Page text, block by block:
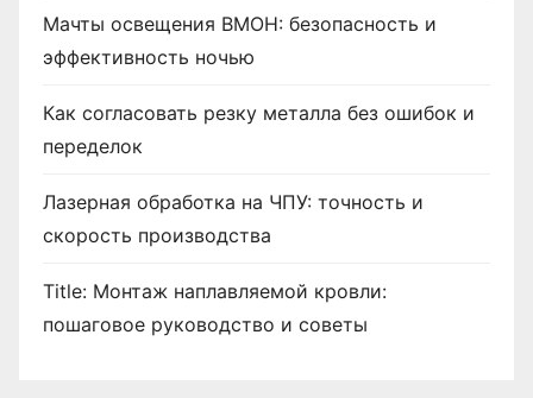
Мачты освещения ВМОН: безопасность и
эффективность ночью
Как согласовать резку металла без ошибок и
переделок
Лазерная обработка на ЧПУ: точность и
скорость производства
Title: Монтаж наплавляемой кровли:
пошаговое руководство и советы